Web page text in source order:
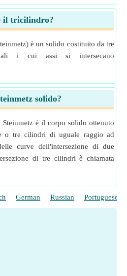
il tricilindro?
è un solido costituito da tre
i cui assi si intersecano
solido?
è il corpo solido ottenuto
o tre cilindri di uguale raggio ad
curve dell'intersezione di due
di tre cilindri è chiamata
German Russian Portuguese